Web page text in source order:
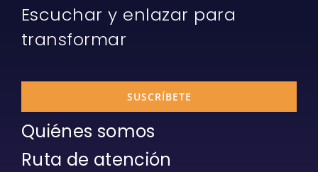
Escuchar y enlazar para
transformar
SUSCRÍBETE
Quiénes somos
Ruta de atención